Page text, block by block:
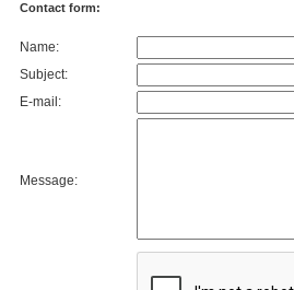
Contact form:
Name:
Subject:
E-mail:
Message: